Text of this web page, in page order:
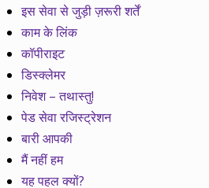
इस सेवा से जुड़ी ज़रूरी शर्तें
काम के लिंक
कॉपीराइट
डिस्क्लेमर
निवेश – तथास्तु!
पेड सेवा रजिस्ट्रेशन
बारी आपकी
मैं नहीं हम
यह पहल क्यों?